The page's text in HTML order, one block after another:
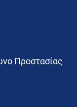
Προστασίας